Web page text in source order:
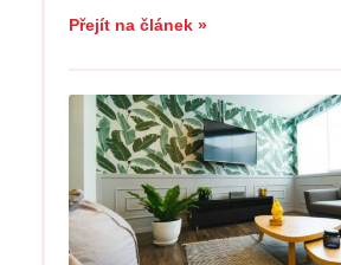
Přejít na článek »